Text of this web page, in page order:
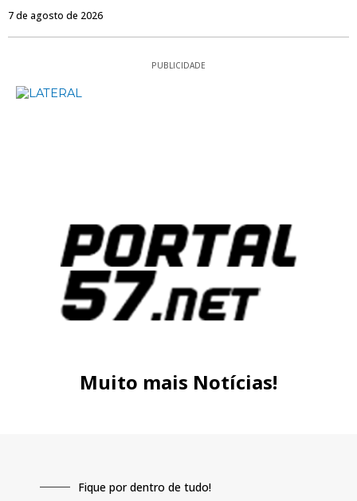
7 de agosto de 2026
PUBLICIDADE
Muito mais Notícias!
Fique por dentro de tudo!